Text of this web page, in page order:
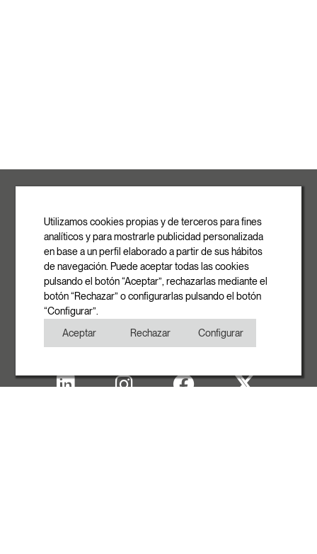
Ronda de la Font Grossa, 15 Pol. Ind. La Gavarra
08540 Centelles | Barcelona
E-mail
info@rovasi.com
Téléphone
+34 93 881 37 13
Utilizamos cookies propias y de terceros para fines
analíticos y para mostrarle publicidad personalizada
en base a un perfil elaborado a partir de sus hábitos
de navegación. Puede aceptar todas las cookies
pulsando el botón “Aceptar”, rechazarlas mediante el
botón “Rechazar” o configurarlas pulsando el botón
“Configurar”.
Aceptar
Rechazar Configurar